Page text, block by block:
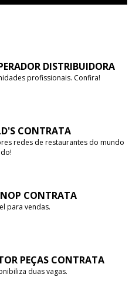
DISTRIBUIDORA
profissionais. Confira!
CONTRATA
redes de restaurantes do mundo
CONTRATA
para vendas.
PEÇAS CONTRATA
duas vagas.